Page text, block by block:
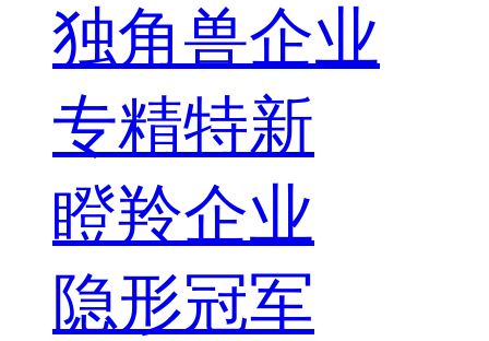
独角兽企业
专精特新
瞪羚企业
隐形冠军